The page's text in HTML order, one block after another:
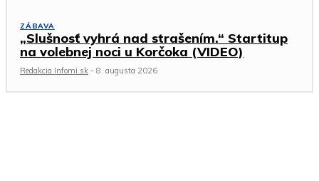
ZÁBAVA
„Slušnosť vyhrá nad strašením.“ Startitup
na volebnej noci u Korčoka (VIDEO)
Redakcia Infomi.sk - 8. augusta 2026